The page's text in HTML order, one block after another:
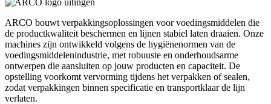
ARCO bouwt verpakkingsoplossingen voor voedingsmiddelen die
de productkwaliteit beschermen en lijnen stabiel laten draaien. Onze
machines zijn ontwikkeld volgens de hygiënenormen van de
voedingsmiddelenindustrie, met robuuste en onderhoudsarme
ontwerpen die aansluiten op jouw producten en capaciteit. De
opstelling voorkomt vervorming tijdens het verpakken of sealen,
zodat verpakkingen binnen specificatie en transportklaar de lijn
verlaten.